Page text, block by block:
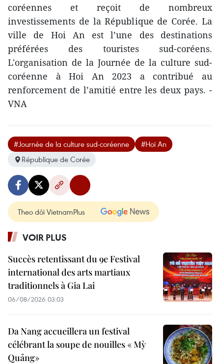
coréennes et reçoit de nombreux
investissements de la République de Corée. La
ville de Hoi An est l’une des destinations
préférées des touristes sud-coréens.
L'organisation de la Journée de la culture sud-
coréenne à Hoi An 2023 a contribué au
renforcement de l’amitié entre les deux pays. -
VNA
#Journée de la culture sud-coréenne
#Hoi An
République de Corée
Theo dõi VietnamPlus
VOIR PLUS
Succès retentissant du 9e Festival
international des arts martiaux
traditionnels à Gia Lai
06/08/2026 03:03
Da Nang accueillera un festival
célébrant la soupe de nouilles « Mỳ
Quảng»